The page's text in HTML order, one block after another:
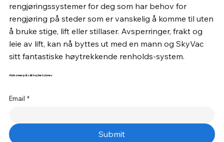
rengjøringssystemer for deg som har behov for
rengjøring på steder som er vanskelig å komme til uten
å bruke stige, lift eller stillaser. Avsperringer, frakt og
leie av lift, kan nå byttes ut med en mann og SkyVac
sitt fantastiske høytrekkende renholds-system.
Abboner på vårt nyhetsbrev
Email *
Submit